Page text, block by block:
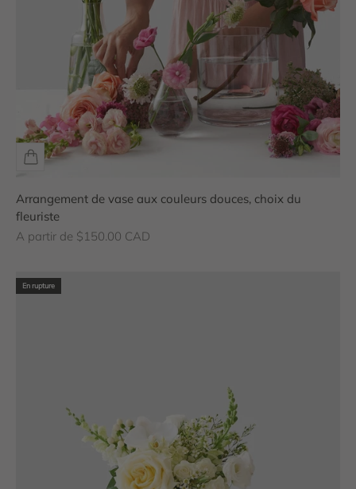
Arrangement de vase aux couleurs douces, choix du
fleuriste
Prix de vente
A partir de $150.00 CAD
En rupture